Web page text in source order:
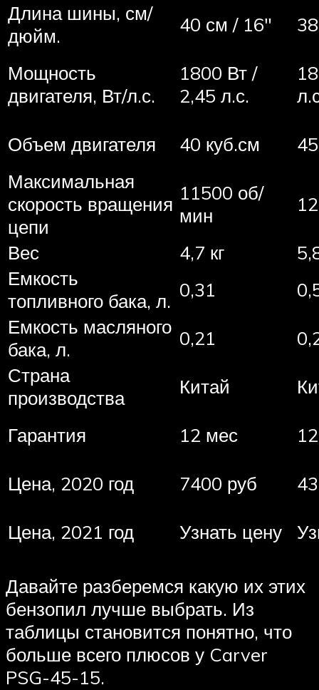
Длина шины, см/
дюйм.
40 см / 16″
Мощность
двигателя, Вт/л.с.
1800 Вт /
2,45 л.с.
Объем двигателя 40 куб.см
Максимальная
скорость вращения
цепи
11500 об/
мин
Вес 4,7 кг
Емкость
топливного бака, л. 0,31
Емкость масляного
бака, л.
0,21
Страна
производства
Китай
Гарантия 12 мес
Цена, 2020 год 7400 руб
Цена, 2021 год Узнать цену
Давайте разберемся какую их этих
бензопил лучше выбрать. Из
таблицы становится понятно, что
больше всего плюсов у Carver
PSG-45-15.